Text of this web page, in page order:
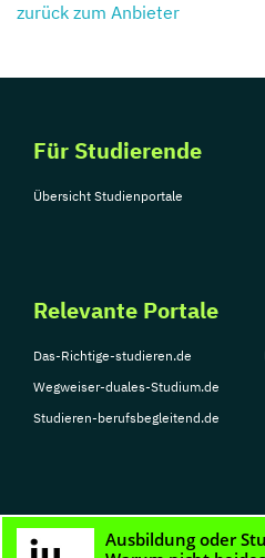
zurück zum Anbieter
Für Studierende
Übersicht Studienportale
Relevante Portale
Das-Richtige-studieren.de
Wegweiser-duales-Studium.de
Studieren-berufsbegleitend.de